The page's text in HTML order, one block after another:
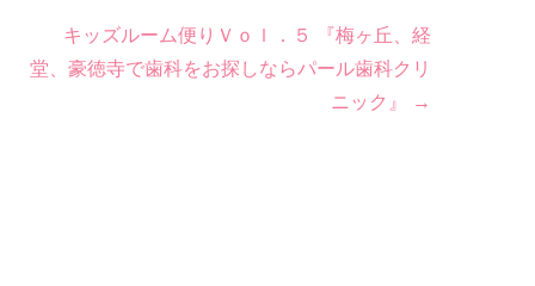
キッズルーム便りＶｏｌ．５ 『梅ヶ丘、経
堂、豪徳寺で歯科をお探しならパール歯科クリ
ニック』
→